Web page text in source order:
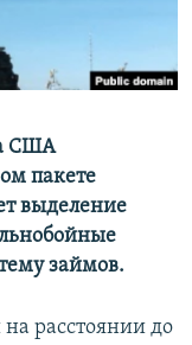
США
пакете
выделение
займов.
расстоянии до